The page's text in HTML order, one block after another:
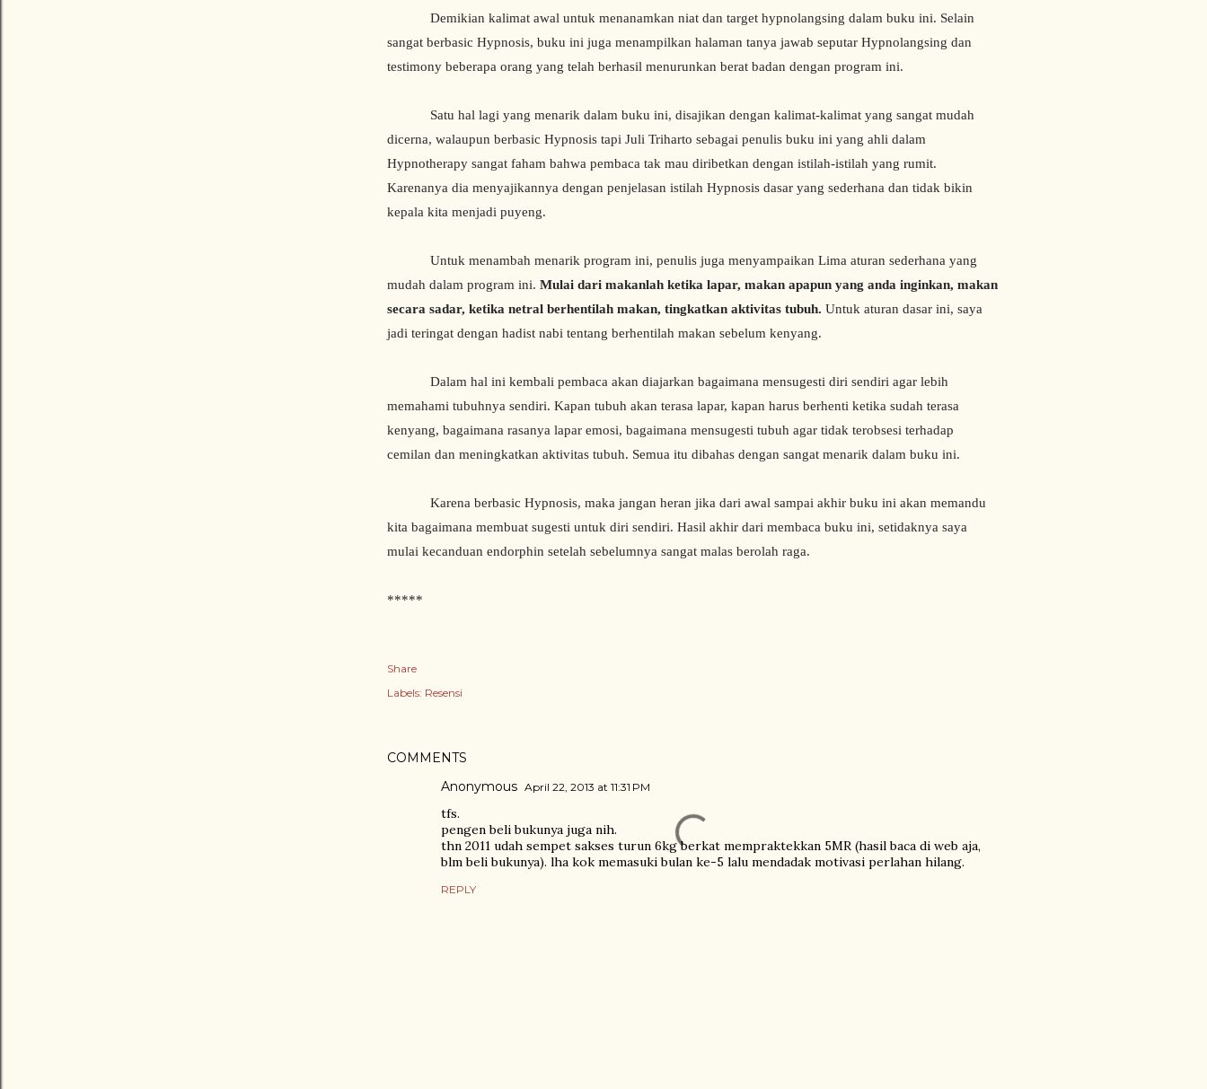
Demikian kalimat awal untuk menanamkan niat dan target hypnolangsing dalam buku ini. Selain
sangat berbasic Hypnosis, buku ini juga menampilkan halaman tanya jawab seputar Hypnolangsing dan
testimony beberapa orang yang telah berhasil menurunkan berat badan dengan program ini.
Satu hal lagi yang menarik dalam buku ini, disajikan dengan kalimat-kalimat yang sangat mudah
dicerna, walaupun berbasic Hypnosis tapi Juli Triharto sebagai penulis buku ini yang ahli dalam
Hypnotherapy sangat faham bahwa pembaca tak mau diribetkan dengan istilah-istilah yang rumit.
Karenanya dia menyajikannya dengan penjelasan istilah Hypnosis dasar yang sederhana dan tidak bikin
kepala kita menjadi puyeng.
Untuk menambah menarik program ini, penulis juga menyampaikan Lima aturan sederhana yang
mudah dalam program ini. Mulai dari makanlah ketika lapar, makan apapun yang anda inginkan, makan
secara sadar, ketika netral berhentilah makan, tingkatkan aktivitas tubuh. Untuk aturan dasar ini, saya
jadi teringat dengan hadist nabi tentang berhentilah makan sebelum kenyang.
Dalam hal ini kembali pembaca akan diajarkan bagaimana mensugesti diri sendiri agar lebih
memahami tubuhnya sendiri. Kapan tubuh akan terasa lapar, kapan harus berhenti ketika sudah terasa
kenyang, bagaimana rasanya lapar emosi, bagaimana mensugesti tubuh agar tidak terobsesi terhadap
cemilan dan meningkatkan aktivitas tubuh. Semua itu dibahas dengan sangat menarik dalam buku ini.
Karena berbasic Hypnosis, maka jangan heran jika dari awal sampai akhir buku ini akan memandu
kita bagaimana membuat sugesti untuk diri sendiri. Hasil akhir dari membaca buku ini, setidaknya saya
mulai kecanduan endorphin setelah sebelumnya sangat malas berolah raga.
*****
Share
Labels: Resensi
COMMENTS
Anonymous April 22, 2013 at 11:31 PM
tfs.
pengen beli bukunya juga nih.
thn 2011 udah sempet sakses turun 6kg berkat mempraktekkan 5MR (hasil baca di web aja,
blm beli bukunya). lha kok memasuki bulan ke-5 lalu mendadak motivasi perlahan hilang.
REPLY